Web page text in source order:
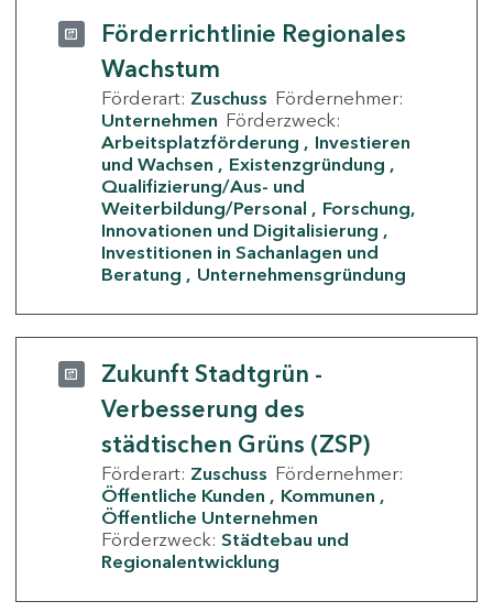
Förderrichtlinie Regionales
Wachstum
Förderart: Zuschuss Fördernehmer:
Unternehmen Förderzweck:
Arbeitsplatzförderung
Investieren
und Wachsen
Existenzgründung
Qualifizierung/Aus- und
Weiterbildung/Personal
Forschung,
Innovationen und Digitalisierung
Investitionen in Sachanlagen und
Beratung
Unternehmensgründung
Zukunft Stadtgrün -
Verbesserung des
städtischen Grüns (ZSP)
Förderart: Zuschuss Fördernehmer:
Öffentliche Kunden
Kommunen
Öffentliche Unternehmen
Förderzweck: Städtebau und
Regionalentwicklung